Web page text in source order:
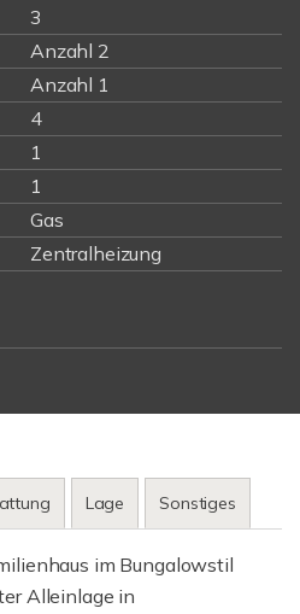
3
Anzahl 2
Anzahl 1
4
1
1
Gas
Zentralheizung
Lage Sonstiges
im Bungalowstil
Alleinlage in